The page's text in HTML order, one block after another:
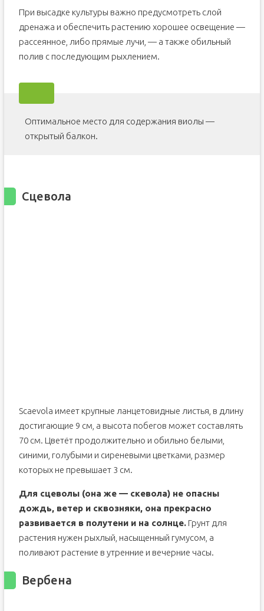
При высадке культуры важно предусмотреть слой
дренажа и обеспечить растению хорошее освещение —
рассеянное, либо прямые лучи, — а также обильный
полив с последующим рыхлением.
Оптимальное место для содержания виолы —
открытый балкон.
Сцевола
Scaevola имеет крупные ланцетовидные листья, в длину
достигающие 9 см, а высота побегов может составлять
70 см. Цветёт продолжительно и обильно белыми,
синими, голубыми и сиреневыми цветками, размер
которых не превышает 3 см.
Для сцеволы (она же — скевола) не опасны
дождь, ветер и сквозняки, она прекрасно
развивается в полутени и на солнце.Грунт для
растения нужен рыхлый, насыщенный гумусом, а
поливают растение в утренние и вечерние часы.
Вербена